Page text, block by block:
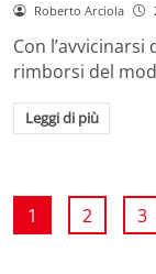
Roberto Arciola
Con l’avvicinarsi
rimborsi del
Leggi di più
1 2 3